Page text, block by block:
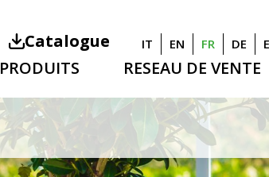
Catalogue IT EN FR DE
PRODUITS RESEAU DE VENTE